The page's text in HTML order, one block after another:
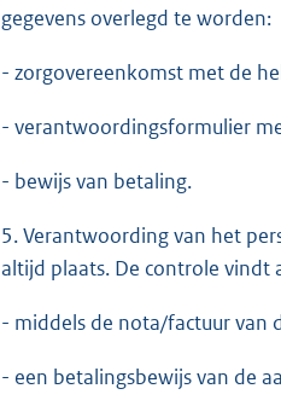
gegevens overlegd te worden:
- zorgovereenkomst met de
- verantwoordingsformulier
- bewijs van betaling.
5. Verantwoording van het
altijd plaats. De controle vindt
- middels de nota/factuur van
- een betalingsbewijs van de